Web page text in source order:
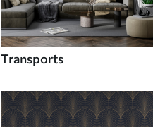
Transports